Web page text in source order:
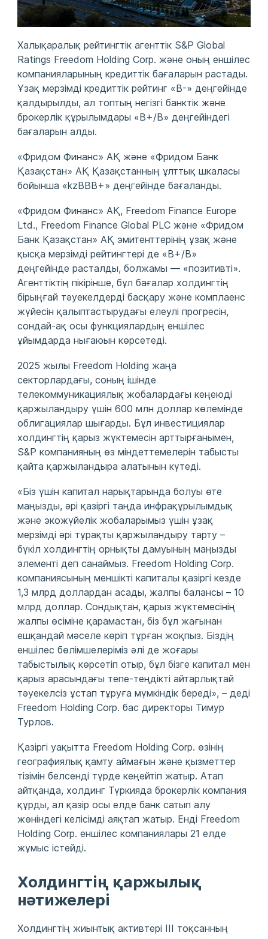
Халықаралық рейтингтік агенттік S&P Global
Ratings Freedom Holding Corp. және оның еншілес
компанияларының кредиттік бағаларын растады.
Ұзақ мерзімді кредиттік рейтинг «B-» деңгейінде
қалдырылды, ал топтың негізгі банктік және
брокерлік құрылымдары «B+/B» деңгейіндегі
бағаларын алды.
«Фридом Финанс» АҚ және «Фридом Банк
Қазақстан» АҚ Қазақстанның ұлттық шкаласы
бойынша «kzBBB+» деңгейінде бағаланды.
«Фридом Финанс» АҚ, Freedom Finance Europe
Ltd., Freedom Finance Global PLC және «Фридом
Банк Қазақстан» АҚ эмитенттерінің ұзақ және
қысқа мерзімді рейтингтері де «B+/B»
деңгейінде расталды, болжамы — «позитивті».
Агенттіктің пікірінше, бұл бағалар холдингтің
бірыңғай тәуекелдерді басқару және комплаенс
жүйесін қалыптастырудағы елеулі прогресін,
сондай‑ақ осы функциялардың еншілес
ұйымдарда нығаюын көрсетеді.
2025 жылы Freedom Holding жаңа
секторлардағы, соның ішінде
телекоммуникациялық жобалардағы кеңеюді
қаржыландыру үшін 600 млн доллар көлемінде
облигациялар шығарды. Бұл инвестициялар
холдингтің қарыз жүктемесін арттырғанымен,
S&P компанияның өз міндеттемелерін табысты
қайта қаржыландыра алатынын күтеді.
«Біз үшін капитал нарықтарында болуы өте
маңызды, әрі қазіргі таңда инфрақұрылымдық
және экожүйелік жобаларымыз үшін ұзақ
мерзімді әрі тұрақты қаржыландыру тарту –
бүкіл холдингтің орнықты дамуының маңызды
элементі деп санаймыз. Freedom Holding Corp.
компаниясының меншікті капиталы қазіргі кезде
1,3 млрд доллардан асады, жалпы балансы – 10
млрд доллар. Сондықтан, қарыз жүктемесінің
жалпы өсіміне қарамастан, біз бұл жағынан
ешқандай мәселе көріп тұрған жоқпыз. Біздің
еншілес бөлімшелеріміз әлі де жоғары
табыстылық көрсетіп отыр, бұл бізге капитал мен
қарыз арасындағы тепе‑теңдікті айтарлықтай
тәуекелсіз ұстап тұруға мүмкіндік береді», – деді
Freedom Holding Corp. бас директоры Тимур
Турлов.
Қазіргі уақытта Freedom Holding Corp. өзінің
географиялық қамту аймағын және қызметтер
тізімін белсенді түрде кеңейтіп жатыр. Атап
айтқанда, холдинг Түркияда брокерлік компания
құрды, ал қазір осы елде банк сатып алу
жөніндегі келісімді аяқтап жатыр. Енді Freedom
Holding Corp. еншілес компаниялары 21 елде
жұмыс істейді.
Холдингтің қаржылық
нәтижелері
Холдингтің жиынтық активтері III тоқсанның